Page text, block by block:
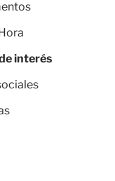
interés